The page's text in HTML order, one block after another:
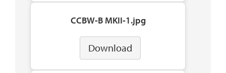
CCBW-B MKII-1.jpg
Download